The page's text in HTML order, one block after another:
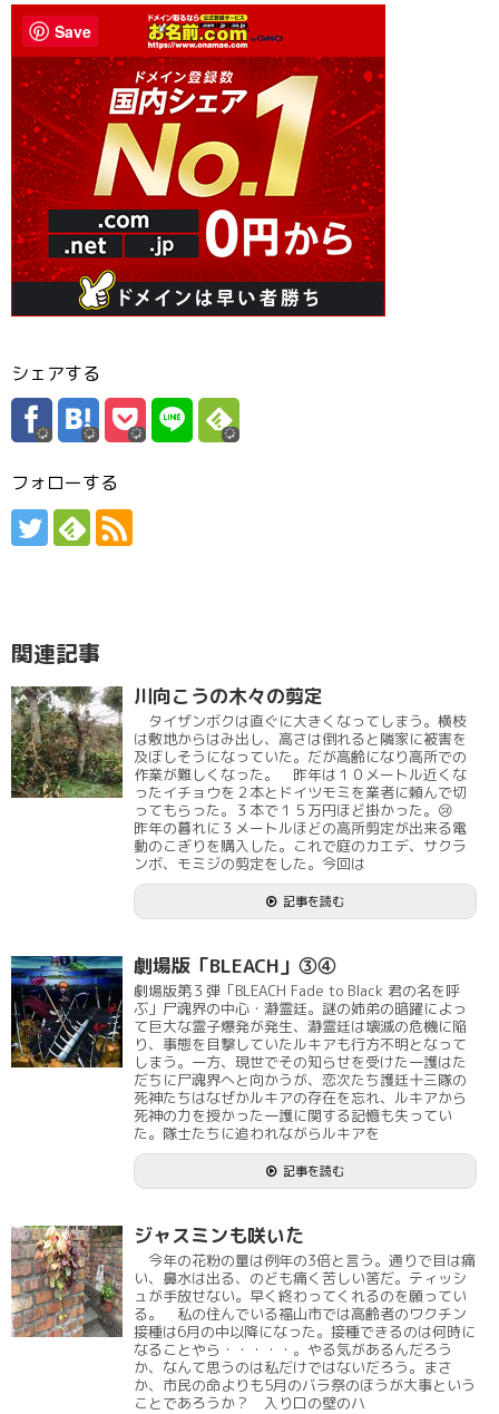
シェアする
フォローする
関連記事
川向こうの木々の剪定
タイザンボクは直ぐに大きくなってしまう。横枝
は敷地からはみ出し、高さは倒れると隣家に被害を
及ぼしそうになっていた。だが高齢になり高所での
作業が難しくなった。 昨年は１０メートル近くな
ったイチョウを２本とドイツモミを業者に頼んで切
ってもらった。３本で１５万円ほど掛かった。😢
昨年の暮れに３メートルほどの高所剪定が出来る電
動のこぎりを購入した。これで庭のカエデ、サクラ
ンボ、モミジの剪定をした。今回は
記事を読む
劇場版「BLEACH」③④
劇場版第３弾「BLEACH Fade to Black 君の名を呼
ぶ」尸魂界の中心・瀞霊廷。謎の姉弟の暗躍によっ
て巨大な霊子爆発が発生、瀞霊廷は壊滅の危機に陥
り、事態を目撃していたルキアも行方不明となって
しまう。一方、現世でその知らせを受けた一護はた
だちに尸魂界へと向かうが、恋次たち護廷十三隊の
死神たちはなぜかルキアの存在を忘れ、ルキアから
死神の力を授かった一護に関する記憶も失ってい
た。隊士たちに追われながらルキアを
記事を読む
ジャスミンも咲いた
今年の花粉の量は例年の3倍と言う。通りで目は痛
い、鼻水は出る、のども痛く苦しい筈だ。ティッシ
ュが手放せない。早く終わってくれるのを願ってい
る。 私の住んでいる福山市では高齢者のワクチン
接種は6月の中以降になった。接種できるのは何時に
なることやら・・・・・。やる気があるんだろう
か、なんて思うのは私だけではないだろう。まさ
か、市民の命よりも5月のバラ祭のほうが大事という
ことであろうか？ 入り口の壁のハ
Save